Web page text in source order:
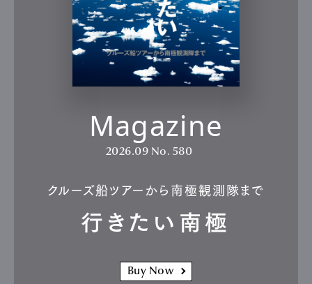
Magazine
2026.09 No. 580
クルーズ船ツアーから南極観測隊まで
行きたい南極
Buy Now